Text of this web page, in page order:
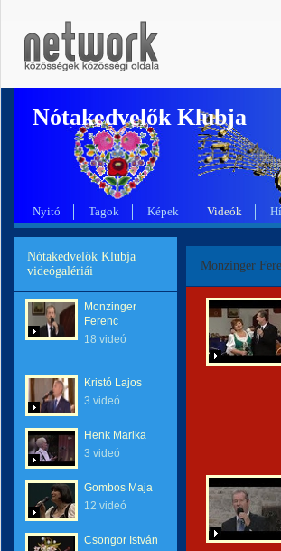
Nótakedvelők Klubja
Nyitó Tagok Képek Videók
Nótakedvelők Klubja
videógalériái
Monzinger
Ferenc
18 videó
Kristó Lajos
3 videó
Henk Marika
3 videó
Gombos Maja
12 videó
Csongor István
Monzinger